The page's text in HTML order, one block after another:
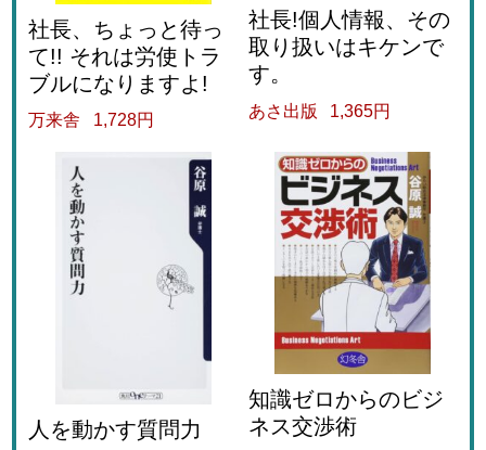
社長、ちょっと待っ
て!! それは労使トラ
ブルになりますよ!
万来舎 1,728円
社長!個人情報、その
取り扱いはキケンで
す。
あさ出版 1,365円
人を動かす質問力
知識ゼロからのビジ
ネス交渉術